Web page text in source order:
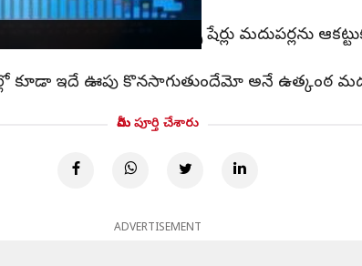
బ్యాంక్, టాటా మోటార్స్ షేర్లు మదుపర్లను
కూడా ఇదే ఊపు కొనసాగుతుందేమో అనే ఉత్కంఠ
మీరు పూర్తి చేశారు
ADVERTISEMENT